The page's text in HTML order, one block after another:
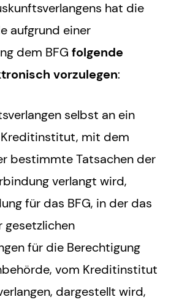
hat die
aufgrund einer
dem BFG folgende
vorzulegen:
selbst an ein
mit dem
bestimmte Tatsachen der
verlangt wird,
für das BFG, in der das
gesetzlichen
für die Berechtigung
vom Kreditinstitut
dargestellt wird,